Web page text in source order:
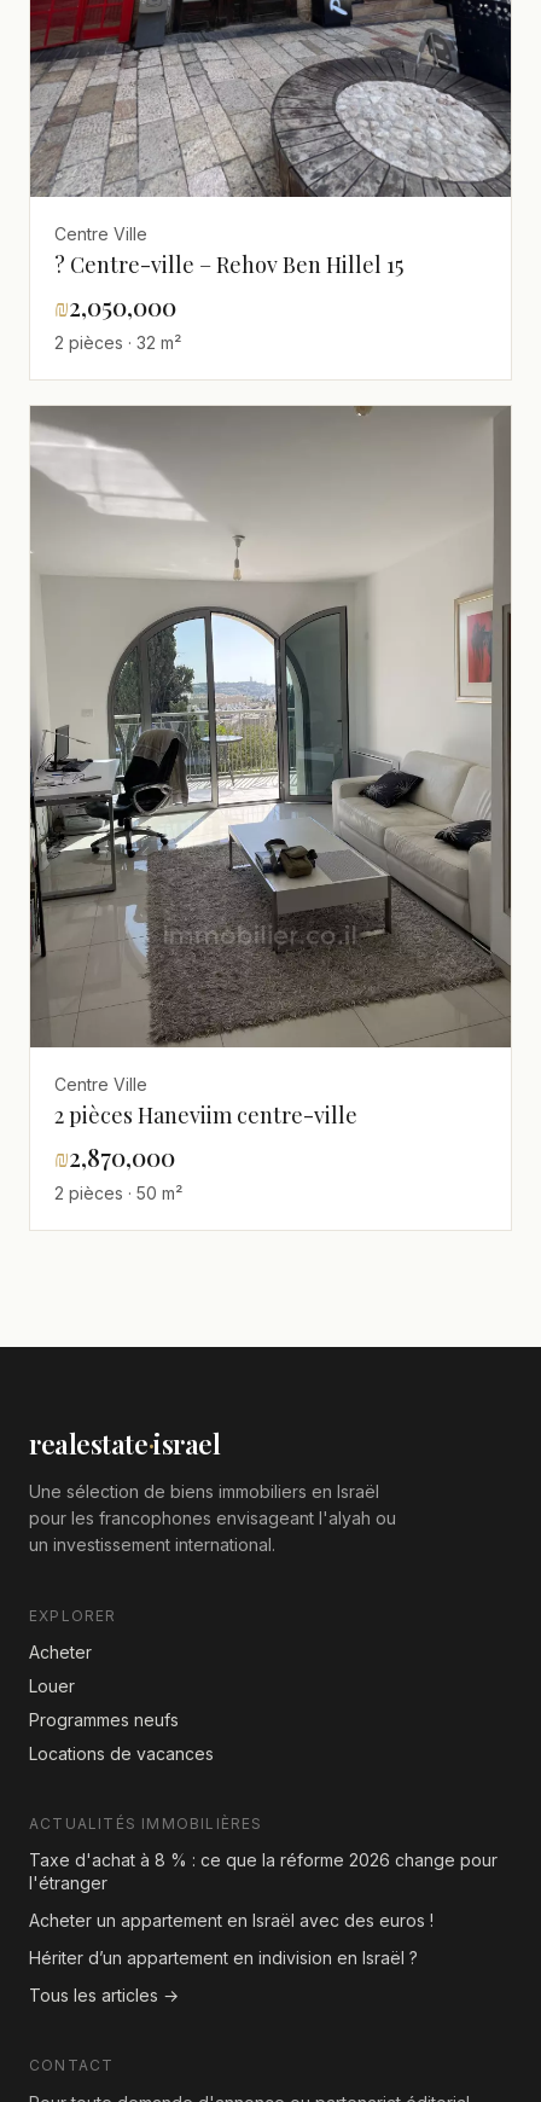
Centre Ville
? Centre-ville – Rehov Ben Hillel 15
₪2,050,000
2 pièces · 32 m²
Centre Ville
2 pièces Haneviim centre-ville
₪2,870,000
2 pièces · 50 m²
realestate·israel
Une sélection de biens immobiliers en Israël
pour les francophones envisageant l'alyah ou
un investissement international.
EXPLORER
Acheter
Louer
Programmes neufs
Locations de vacances
ACTUALITÉS IMMOBILIÈRES
Taxe d'achat à 8 % : ce que la réforme 2026 change pour
l'étranger
Acheter un appartement en Israël avec des euros !
Hériter d’un appartement en indivision en Israël ?
Tous les articles →
CONTACT